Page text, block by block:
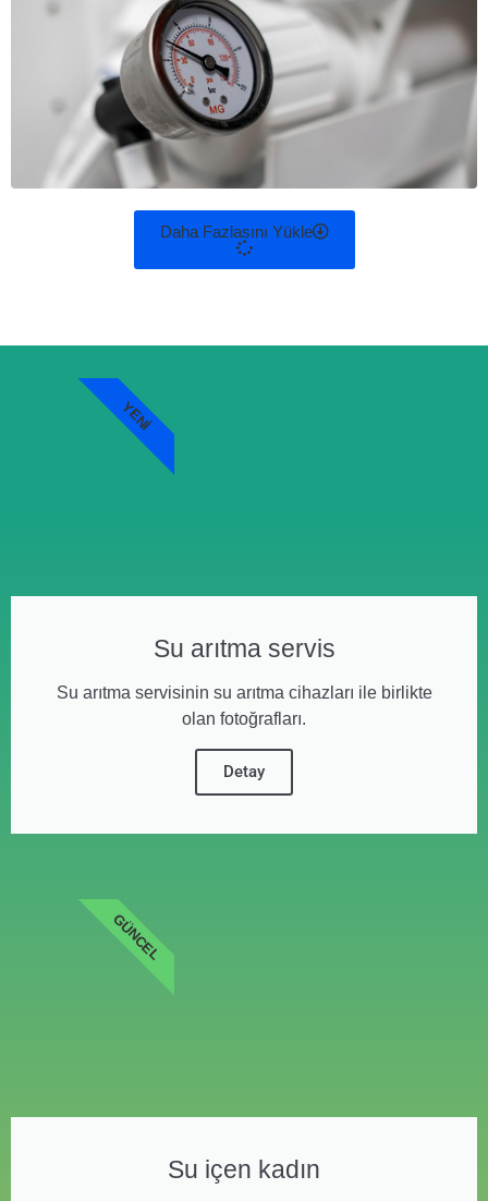
Daha Fazlasını Yükle
Su arıtma servis
Su arıtma servisinin su arıtma cihazları ile birlikte
olan fotoğrafları.
Detay
YENI
Su içen kadın
GÜNCEL